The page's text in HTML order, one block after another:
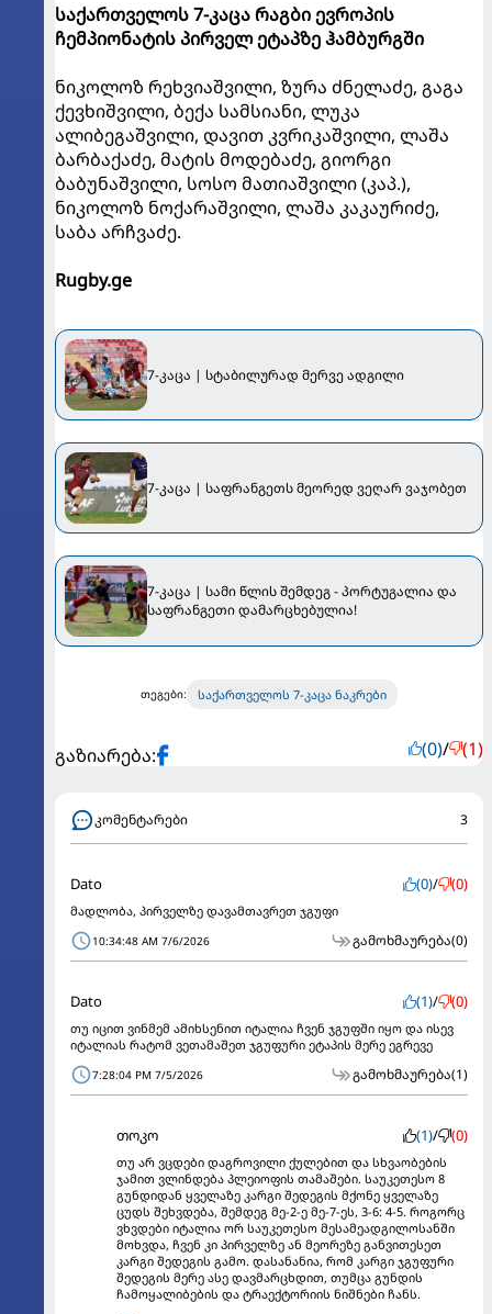
საქართველოს 7-კაცა რაგბი ევროპის
ჩემპიონატის პირველ ეტაპზე ჰამბურგში
ნიკოლოზ რეხვიაშვილი, ზურა ძნელაძე, გაგა
ქევხიშვილი, ბექა სამსიანი, ლუკა
ალიბეგაშვილი, დავით კვრიკაშვილი, ლაშა
ბარბაქაძე, მატის მოდებაძე, გიორგი
ბაბუნაშვილი, სოსო მათიაშვილი (კაპ.),
ნიკოლოზ ნოქარაშვილი, ლაშა კაკაურიძე,
საბა არჩვაძე.
Rugby.ge
7-კაცა | სტაბილურად მერვე ადგილი
7-კაცა | საფრანგეთს მეორედ ვეღარ ვაჯობეთ
7-კაცა | სამი წლის შემდეგ - პორტუგალია და
საფრანგეთი დამარცხებულია!
თეგები: საქართველოს 7-კაცა ნაკრები
გაზიარება: (0)/ (1)
კომენტარები 3
Dato (0)/ (0)
მადლობა, პირველზე დავამთავრეთ ჯგუფი
10:34:48 AM 7/6/2026 გამოხმაურება(0)
Dato (1)/ (0)
თუ იცით ვინმემ ამიხსენით იტალია ჩვენ ჯგუფში იყო და ისევ
იტალიას რატომ ვეთამაშეთ ჯგუფური ეტაპის მერე ეგრევე
7:28:04 PM 7/5/2026 გამოხმაურება(1)
თოკო (1)/ (0)
თუ არ ვცდები დაგროვილი ქულებით და სხვაობების
ჯამით ვლინდება პლეიოფის თამაშები. საუკეთესო 8
გუნდიდან ყველაზე კარგი შედეგის მქონე ყველაზე
ცუდს შეხვდება, შემდეგ მე-2-ე მე-7-ეს, 3-6: 4-5. როგორც
ვხვდები იტალია ორ საუკეთესო მესამეადგილოსანში
მოხვდა, ჩვენ კი პირველზე ან მეორეზე განვითესეთ
კარგი შედეგის გამო. დასანანია, რომ კარგი ჯგუფური
შედეგის მერე ასე დავმარცხდით, თუმცა გუნდის
ჩამოყალიბების და ტრაექტორიის ნიშნები ჩანს.